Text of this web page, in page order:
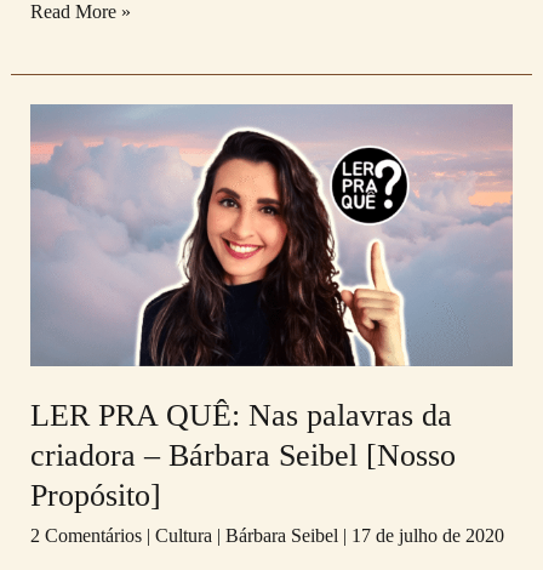
Read More »
LER PRA QUÊ: Nas palavras da
criadora – Bárbara Seibel [Nosso
Propósito]
2 Comentários | Cultura | Bárbara Seibel | 17 de julho de 2020
PRA
QUÊ:
–
Bárbara
[Nosso
Propósito]